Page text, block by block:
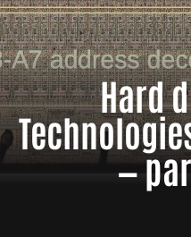
Hard
—